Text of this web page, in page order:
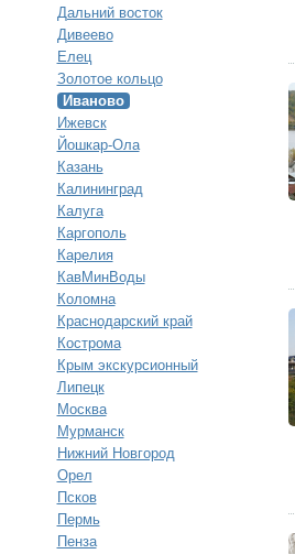
Дальний восток
Дивеево
Елец
Золотое кольцо
Иваново
Ижевск
Йошкар-Ола
Казань
Калининград
Калуга
Каргополь
Карелия
КавМинВоды
Коломна
Краснодарский край
Кострома
Крым экскурсионный
Липецк
Москва
Мурманск
Нижний Новгород
Орел
Псков
Пермь
Пенза